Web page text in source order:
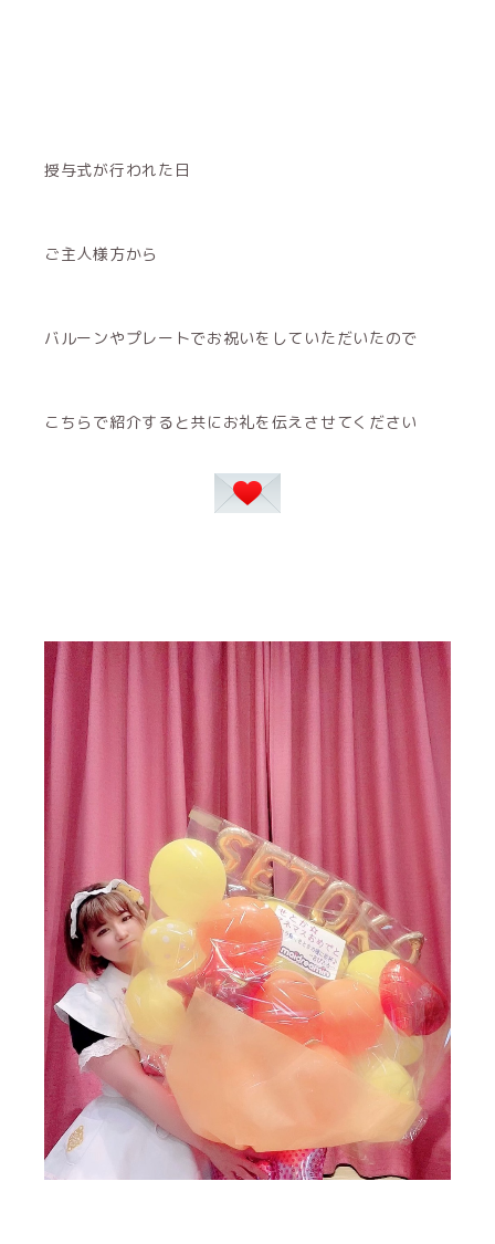
授与式が行われた日
ご主人様方から
バルーンやプレートでお祝いをしていただいたので
こちらで紹介すると共にお礼を伝えさせてください